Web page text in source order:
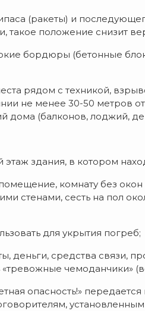
(ракеты) и
такое положение снизит
бордюры (бетонные
рядом с техникой,
не менее 30-50 метров
дома (балконов, лоджий,
этаж здания, в котором
комнату без
стенами, сесть на пол
для укрытия погреб;
деньги, средства связи,
чемоданчики»
опасность!»